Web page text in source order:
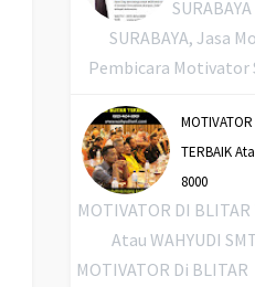
SURABAYA, Jasa
Pembicara Motivator
TERBAIK
8000
MOTIVATOR DI
Atau WAHYUDI
MOTIVATOR Di